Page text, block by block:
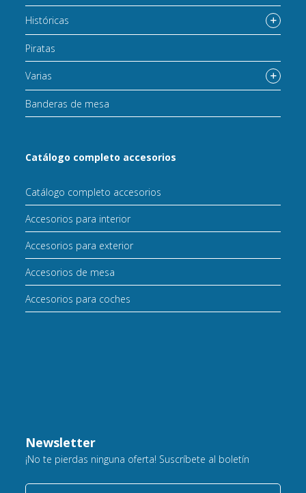
Históricas
Piratas
Varias
Banderas de mesa
Catálogo completo accesorios
Catálogo completo accesorios
Accesorios para interior
Accesorios para exterior
Accesorios de mesa
Accesorios para coches
Newsletter
¡No te pierdas ninguna oferta! Suscríbete al boletín